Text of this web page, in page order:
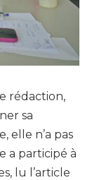
rédaction,
sa
elle n’a pas
a participé à
lu l’article